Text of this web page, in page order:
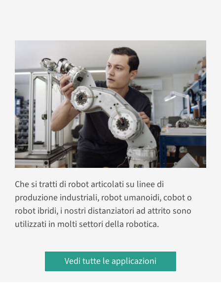
Che si tratti di robot articolati su linee di
produzione industriali, robot umanoidi, cobot o
robot ibridi, i nostri distanziatori ad attrito sono
utilizzati in molti settori della robotica.
Vedi tutte le applicazioni